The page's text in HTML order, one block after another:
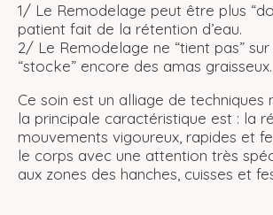
1/ Le Remodelage peut être plus
patient fait de la rétention d’eau.
2/ Le Remodelage ne “tient pas”
“stocke” encore des amas graisseux.
Ce soin est un alliage de techniques
la principale caractéristique est : la
mouvements vigoureux, rapides et
le corps avec une attention très
aux zones des hanches, cuisses et